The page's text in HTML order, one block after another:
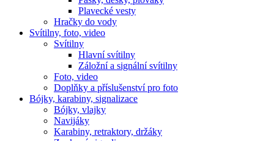
Plavecké vesty
Hračky do vody
Svítilny, foto, video
Svítilny
Hlavní svítilny
Záložní a signální svítilny
Foto, video
Doplňky a příslušenství pro foto
Bójky, karabiny, signalizace
Bójky, vlajky
Navijáky
Karabiny, retraktory, držáky